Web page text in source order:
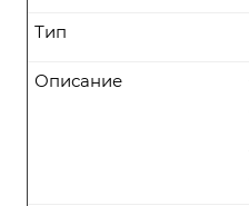
Тип
Описание